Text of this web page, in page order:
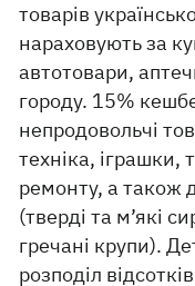
товарів
нараховують за
автотовари,
городу. 15%
непродовольчі
техніка, іграшки,
ремонту, а також
(тверді та м’які
гречані крупи).
розподіл